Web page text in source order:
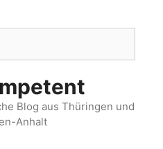
Blog aus Thüringen und
Anhalt